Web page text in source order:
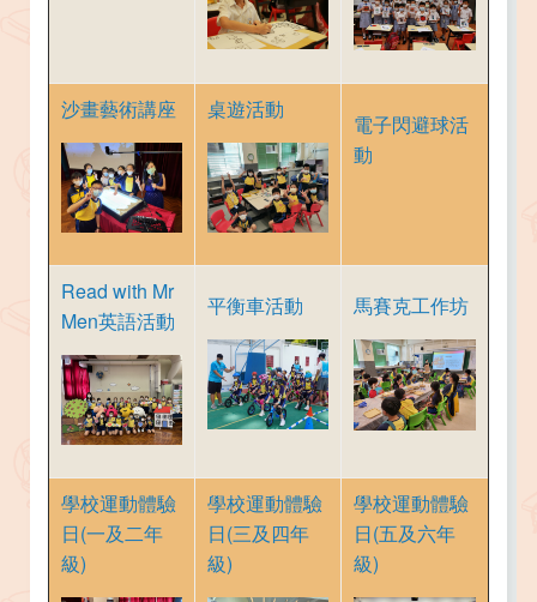
沙畫藝術講座 桌遊活動
電子閃避球活
動
Read with Mr
Men英語活動
平衡車活動 馬賽克工作坊
學校運動體驗
日(一及二年
級)
學校運動體驗
日(三及四年
級)
學校運動體驗
日(五及六年
級)